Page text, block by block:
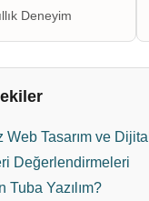
Deneyim
Web Tasarım ve
Değerlendirmeleri
Tuba Yazılım?